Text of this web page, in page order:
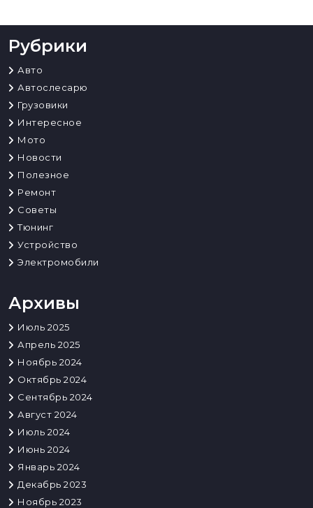
Рубрики
Авто
Автослесарю
Грузовики
Интересное
Мото
Новости
Полезное
Ремонт
Советы
Тюнинг
Устройство
Электромобили
Архивы
Июль 2025
Апрель 2025
Ноябрь 2024
Октябрь 2024
Сентябрь 2024
Август 2024
Июль 2024
Июнь 2024
Январь 2024
Декабрь 2023
Ноябрь 2023